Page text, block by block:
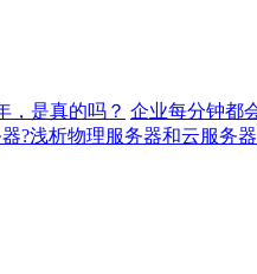
，是真的吗？ 企业每分钟都
?浅析物理服务器和云服务